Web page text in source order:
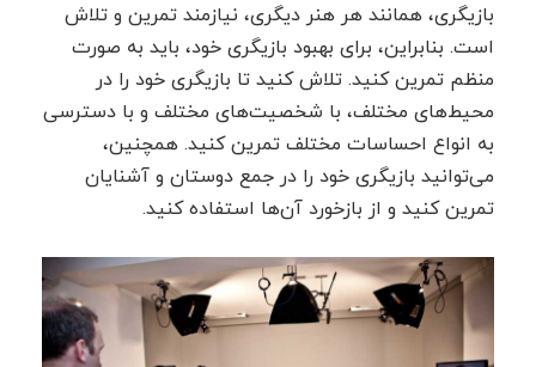
بازیگری، همانند هر هنر دیگری، نیازمند تمرین و تلاش
است. بنابراین، برای بهبود بازیگری خود، باید به صورت
منظم تمرین کنید. تلاش کنید تا بازیگری خود را در
محیط‌های مختلف، با شخصیت‌های مختلف و با دسترسی
به انواع احساسات مختلف تمرین کنید. همچنین،
می‌توانید بازیگری خود را در جمع دوستان و آشنایان
تمرین کنید و از بازخورد آن‌ها استفاده کنید.